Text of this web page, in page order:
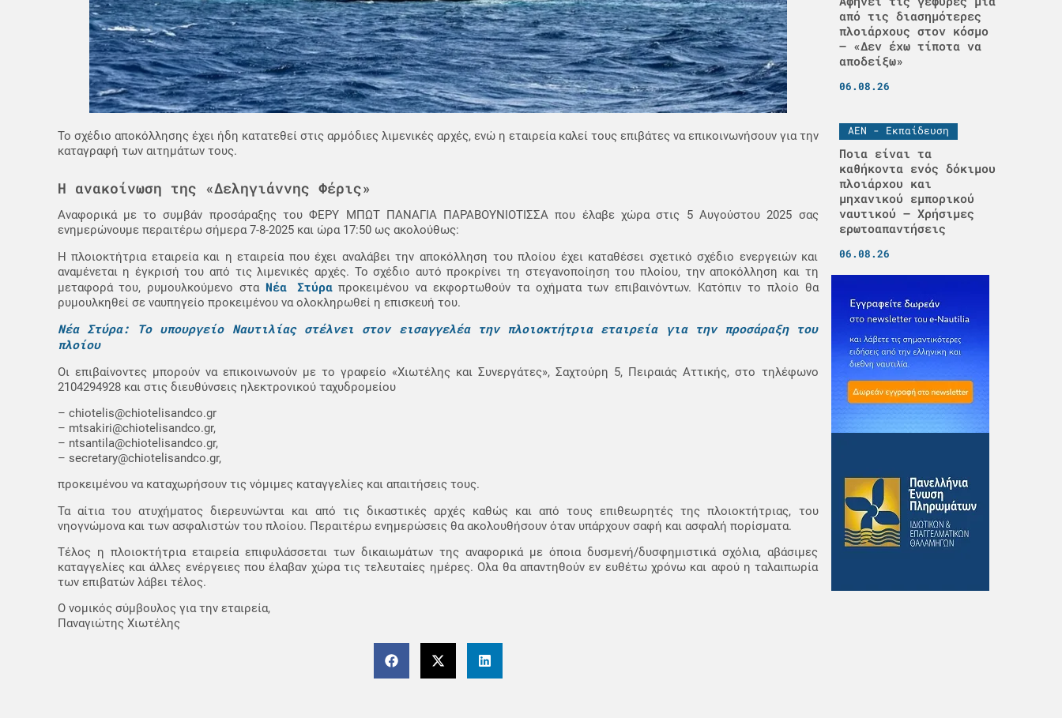
Το σχέδιο αποκόλλησης έχει ήδη κατατεθεί στις αρμόδιες λιμενικές αρχές, ενώ η εταιρεία καλεί τους επιβάτες να επικοινωνήσουν για την
καταγραφή των αιτημάτων τους.
Η ανακοίνωση της «Δεληγιάννης Φέρις»
Αναφορικά με το συμβάν προσάραξης του ΦΕΡΥ ΜΠΩΤ ΠΑΝΑΓΙΑ ΠΑΡΑΒΟΥΝΙΟΤΙΣΣΑ που έλαβε χώρα στις 5 Αυγούστου 2025 σας
ενημερώνουμε περαιτέρω σήμερα 7-8-2025 και ώρα 17:50 ως ακολούθως:
Η πλοιοκτήτρια εταιρεία και η εταιρεία που έχει αναλάβει την αποκόλληση του πλοίου έχει καταθέσει σχετικό σχέδιο ενεργειών και
αναμένεται η έγκρισή του από τις λιμενικές αρχές. Το σχέδιο αυτό προκρίνει τη στεγανοποίηση του πλοίου, την αποκόλληση και τη
μεταφορά του, ρυμουλκούμενο στα Νέα Στύραπροκειμένου να εκφορτωθούν τα οχήματα των επιβαινόντων. Κατόπιν το πλοίο θα
ρυμουλκηθεί σε ναυπηγείο προκειμένου να ολοκληρωθεί η επισκευή του.
Νέα Στύρα: Το υπουργείο Ναυτιλίας στέλνει στον εισαγγελέα την πλοιοκτήτρια εταιρεία για την προσάραξη του
πλοίου
Οι επιβαίνοντες μπορούν να επικοινωνούν με το γραφείο «Χιωτέλης και Συνεργάτες», Σαχτούρη 5, Πειραιάς Αττικής, στο τηλέφωνο
2104294928 και στις διευθύνσεις ηλεκτρονικού ταχυδρομείου
– chiotelis@chiotelisandco.gr
– mtsakiri@chiotelisandco.gr,
– ntsantila@chiotelisandco.gr,
– secretary@chiotelisandco.gr,
προκειμένου να καταχωρήσουν τις νόμιμες καταγγελίες και απαιτήσεις τους.
Τα αίτια του ατυχήματος διερευνώνται και από τις δικαστικές αρχές καθώς και από τους επιθεωρητές της πλοιοκτήτριας, του
νηογνώμονα και των ασφαλιστών του πλοίου. Περαιτέρω ενημερώσεις θα ακολουθήσουν όταν υπάρχουν σαφή και ασφαλή πορίσματα.
Τέλος η πλοιοκτήτρια εταιρεία επιφυλάσσεται των δικαιωμάτων της αναφορικά με όποια δυσμενή/δυσφημιστικά σχόλια, αβάσιμες
καταγγελίες και άλλες ενέργειες που έλαβαν χώρα τις τελευταίες ημέρες. Ολα θα απαντηθούν εν ευθέτω χρόνω και αφού η ταλαιπωρία
των επιβατών λάβει τέλος.
Ο νομικός σύμβουλος για την εταιρεία,
Παναγιώτης Χιωτέλης
από τις διασημότερες
πλοιάρχους στον κόσμο
– «Δεν έχω τίποτα να
αποδείξω»
06.08.26
ΑΕΝ - Εκπαίδευση
Ποια είναι τα
καθήκοντα ενός δόκιμου
πλοιάρχου και
μηχανικού εμπορικού
ναυτικού – Χρήσιμες
ερωτοαπαντήσεις
06.08.26